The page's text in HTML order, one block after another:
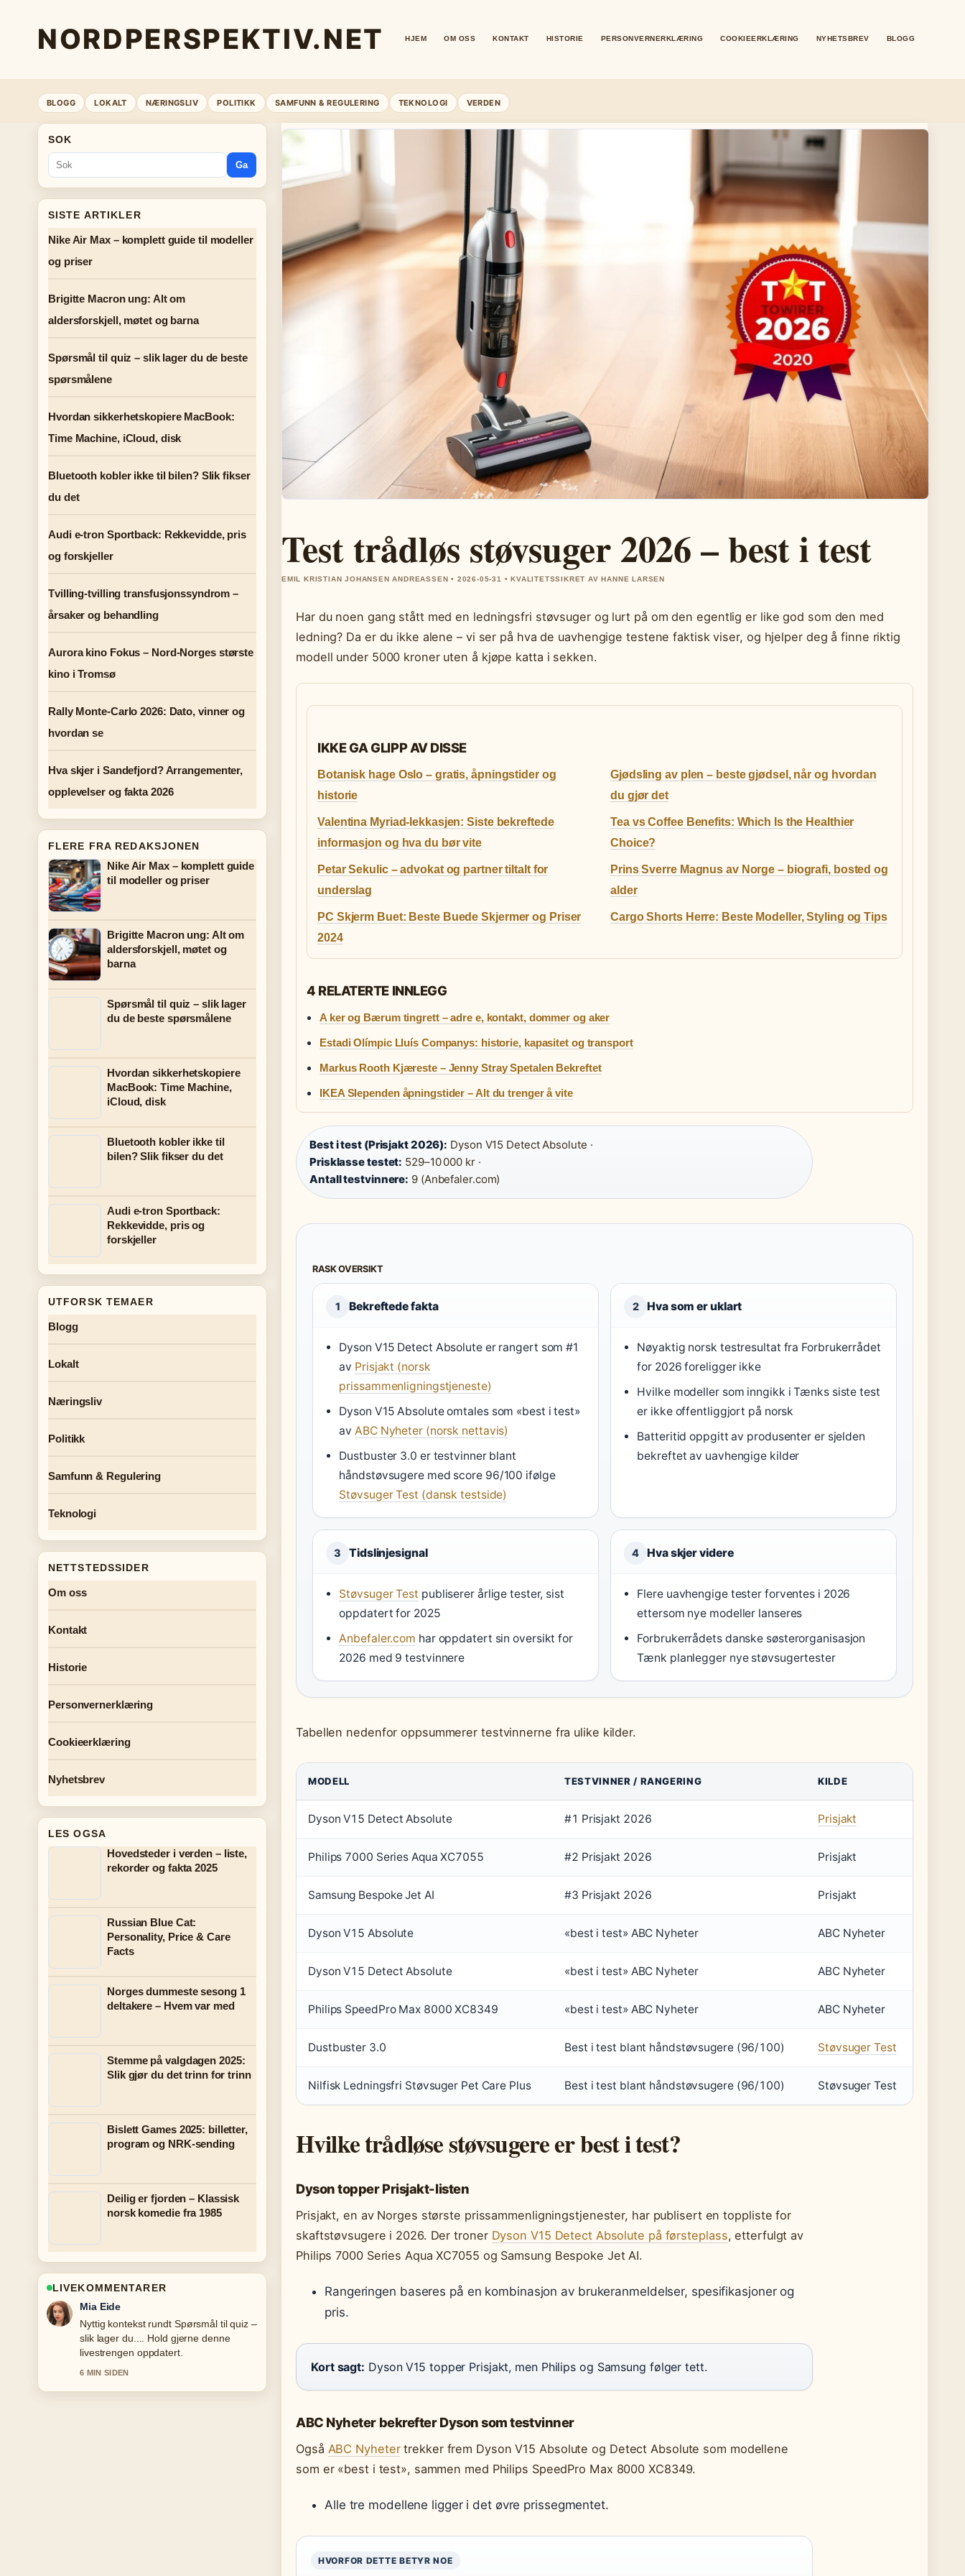
NORDPERSPEKTIV.NET HJEM OM OSS KONTAKT HISTORIE PERSONVERNERKLÆRING COOKIEERKLÆRING NYHETSBREV BLOGG
BLOGG LOKALT NÆRINGSLIV POLITIKK SAMFUNN & REGULERING TEKNOLOGI VERDEN
Test trådløs støvsuger 2026 – best i test
EMIL KRISTIAN JOHANSEN ANDREASSEN • 2026-05-31 • KVALITETSSIKRET AV HANNE LARSEN
Har du noen gang stått med en ledningsfri støvsuger og lurt på om den egentlig er like god som den med
ledning? Da er du ikke alene – vi ser på hva de uavhengige testene faktisk viser, og hjelper deg å finne riktig
modell under 5000 kroner uten å kjøpe katta i sekken.
IKKE GA GLIPP AV DISSE
Botanisk hage Oslo – gratis, åpningstider og
historie
Gjødsling av plen – beste gjødsel, når og hvordan
du gjør det
Valentina Myriad-lekkasjen: Siste bekreftede
informasjon og hva du bør vite
Tea vs Coffee Benefits: Which Is the Healthier
Choice?
Petar Sekulic – advokat og partner tiltalt for
underslag
Prins Sverre Magnus av Norge – biografi, bosted og
alder
PC Skjerm Buet: Beste Buede Skjermer og Priser
2024
Cargo Shorts Herre: Beste Modeller, Styling og Tips
4 RELATERTE INNLEGG
A ker og Bærum tingrett – adre e, kontakt, dommer og aker
Estadi Olímpic Lluís Companys: historie, kapasitet og transport
Markus Rooth Kjæreste – Jenny Stray Spetalen Bekreftet
IKEA Slependen åpningstider – Alt du trenger å vite
Best i test (Prisjakt 2026): Dyson V15 Detect Absolute ·
Prisklasse testet: 529–10 000 kr ·
Antall testvinnere: 9 (Anbefaler.com)
RASK OVERSIKT
1 Bekreftede fakta
Dyson V15 Detect Absolute er rangert som #1
av Prisjakt (norsk
prissammenligningstjeneste)
Dyson V15 Absolute omtales som «best i test»
avABC Nyheter (norsk nettavis)
Dustbuster 3.0 er testvinner blant
håndstøvsugere med score 96/100 ifølge
Støvsuger Test (dansk testside)
2 Hva som er uklart
Nøyaktig norsk testresultat fra Forbrukerrådet
for 2026 foreligger ikke
Hvilke modeller som inngikk i Tænks siste test
er ikke offentliggjort på norsk
Batteritid oppgitt av produsenter er sjelden
bekreftet av uavhengige kilder
3 Tidslinjesignal
Støvsuger Test publiserer årlige tester, sist
oppdatert for 2025
Anbefaler.com har oppdatert sin oversikt for
2026 med 9 testvinnere
4 Hva skjer videre
Flere uavhengige tester forventes i 2026
ettersom nye modeller lanseres
Forbrukerrådets danske søsterorganisasjon
Tænk planlegger nye støvsugertester
Tabellen nedenfor oppsummerer testvinnerne fra ulike kilder.
MODELL TESTVINNER / RANGERING KILDE
Dyson V15 Detect Absolute #1 Prisjakt 2026 Prisjakt
Philips 7000 Series Aqua XC7055 #2 Prisjakt 2026 Prisjakt
Samsung Bespoke Jet AI #3 Prisjakt 2026 Prisjakt
Dyson V15 Absolute «best i test» ABC Nyheter ABC Nyheter
Dyson V15 Detect Absolute «best i test» ABC Nyheter ABC Nyheter
Philips SpeedPro Max 8000 XC8349 «best i test» ABC Nyheter ABC Nyheter
Dustbuster 3.0 Best i test blant håndstøvsugere (96/100) Støvsuger Test
Nilfisk Ledningsfri Støvsuger Pet Care Plus Best i test blant håndstøvsugere (96/100) Støvsuger Test
Hvilke trådløse støvsugere er best i test?
Dyson topper Prisjakt-listen
Prisjakt, en av Norges største prissammenligningstjenester, har publisert en toppliste for
skaftstøvsugere i 2026. Der troner Dyson V15 Detect Absolute på førsteplass, etterfulgt av
Philips 7000 Series Aqua XC7055 og Samsung Bespoke Jet AI.
Rangeringen baseres på en kombinasjon av brukeranmeldelser, spesifikasjoner og
pris.
Kort sagt: Dyson V15 topper Prisjakt, men Philips og Samsung følger tett.
ABC Nyheter bekrefter Dyson som testvinner
Også ABC Nyhetertrekker frem Dyson V15 Absolute og Detect Absolute som modellene
som er «best i test», sammen med Philips SpeedPro Max 8000 XC8349.
Alle tre modellene ligger i det øvre prissegmentet.
HVORFOR DETTE BETYR NOE
SOK
Ga
SISTE ARTIKLER
Nike Air Max – komplett guide til modeller
og priser
Brigitte Macron ung: Alt om
aldersforskjell, møtet og barna
Spørsmål til quiz – slik lager du de beste
spørsmålene
Hvordan sikkerhetskopiere MacBook:
Time Machine, iCloud, disk
Bluetooth kobler ikke til bilen? Slik fikser
du det
Audi e-tron Sportback: Rekkevidde, pris
og forskjeller
Tvilling-tvilling transfusjonssyndrom –
årsaker og behandling
Aurora kino Fokus – Nord-Norges største
kino i Tromsø
Rally Monte-Carlo 2026: Dato, vinner og
hvordan se
Hva skjer i Sandefjord? Arrangementer,
opplevelser og fakta 2026
FLERE FRA REDAKSJONEN
Nike Air Max – komplett guide
til modeller og priser
Brigitte Macron ung: Alt om
aldersforskjell, møtet og
barna
Spørsmål til quiz – slik lager
du de beste spørsmålene
Hvordan sikkerhetskopiere
MacBook: Time Machine,
iCloud, disk
Bluetooth kobler ikke til
bilen? Slik fikser du det
Audi e-tron Sportback:
Rekkevidde, pris og
forskjeller
UTFORSK TEMAER
Blogg
Lokalt
Næringsliv
Politikk
Samfunn & Regulering
Teknologi
NETTSTEDSSIDER
Om oss
Kontakt
Historie
Personvernerklæring
Cookieerklæring
Nyhetsbrev
LES OGSA
Hovedsteder i verden – liste,
rekorder og fakta 2025
Russian Blue Cat:
Personality, Price & Care
Facts
Norges dummeste sesong 1
deltakere – Hvem var med
Stemme på valgdagen 2025:
Slik gjør du det trinn for trinn
Bislett Games 2025: billetter,
program og NRK-sending
Deilig er fjorden – Klassisk
norsk komedie fra 1985
LIVEKOMMENTARER
Henrik Solberg
Dekningen av Nike Air Max – komplett
guide til... oppleves solid og lett a folge.
8 MIN SIDEN